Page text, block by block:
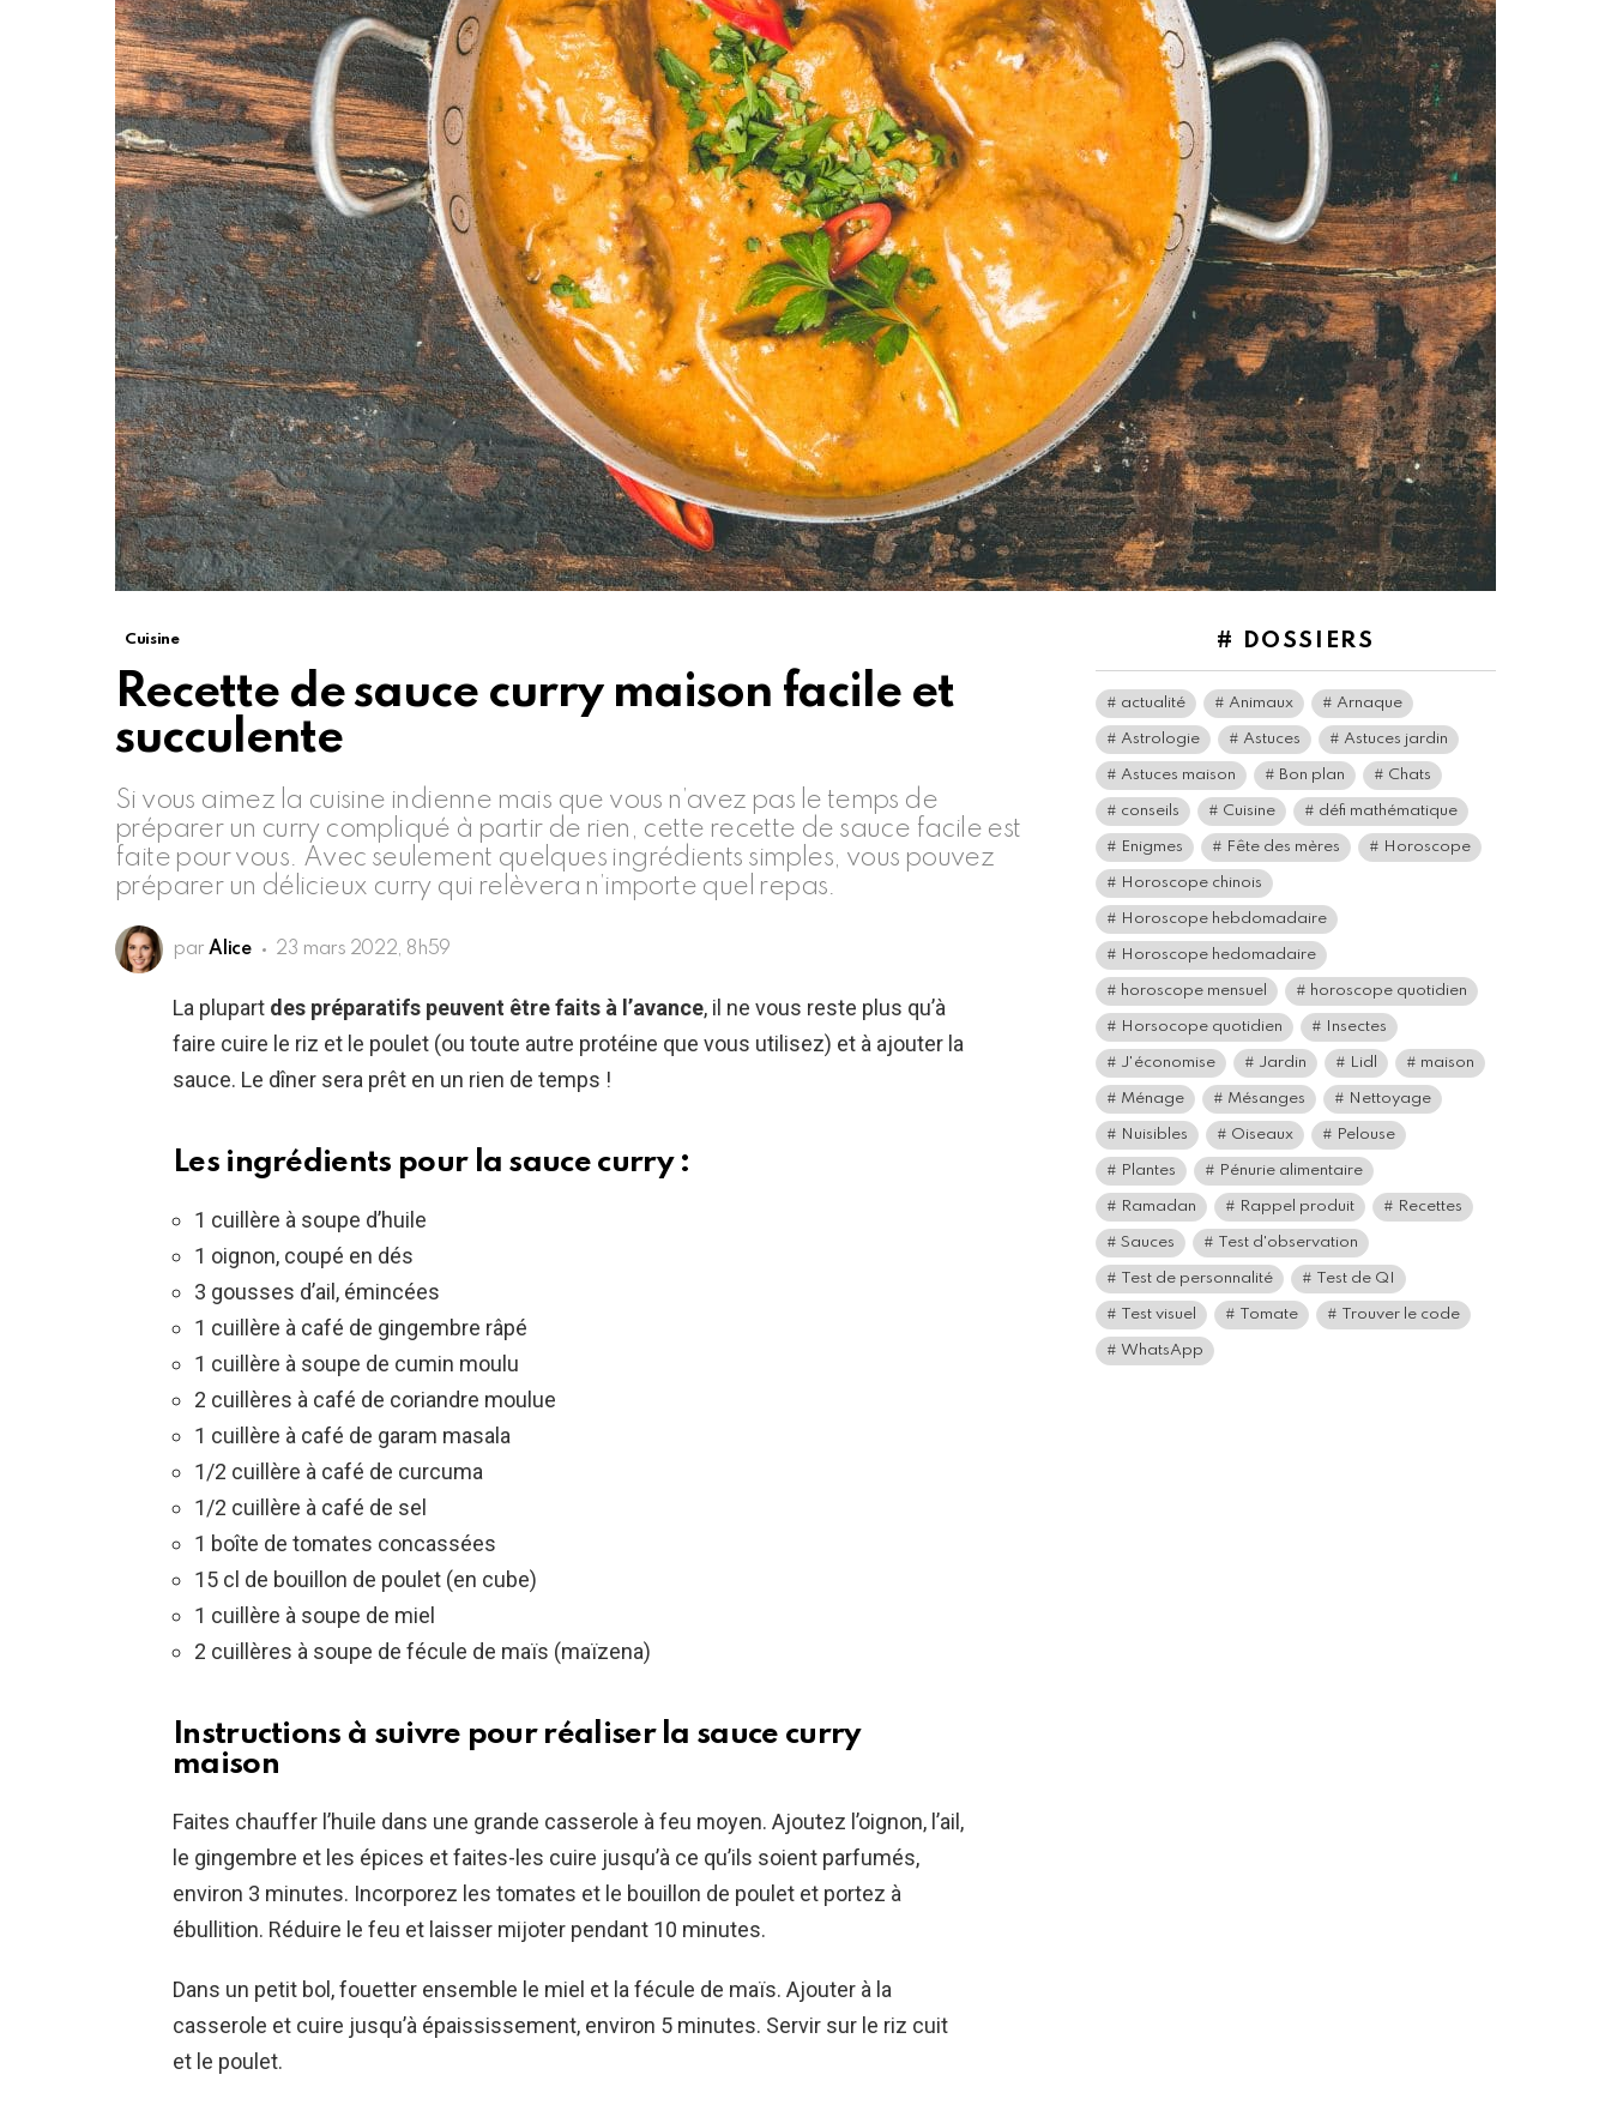
Cuisine
Recette de sauce curry maison facile et
succulente
Si vous aimez la cuisine indienne mais que vous n’avez pas le temps de
préparer un curry compliqué à partir de rien, cette recette de sauce facile est
faite pour vous. Avec seulement quelques ingrédients simples, vous pouvez
préparer un délicieux curry qui relèvera n’importe quel repas.
par Alice 23 mars 2022, 8h59
La plupart des préparatifs peuvent être faits à l’avance, il ne vous reste plus qu’à
faire cuire le riz et le poulet (ou toute autre protéine que vous utilisez) et à ajouter la
sauce. Le dîner sera prêt en un rien de temps !
Les ingrédients pour la sauce curry :
1 cuillère à soupe d’huile
1 oignon, coupé en dés
3 gousses d’ail, émincées
1 cuillère à café de gingembre râpé
1 cuillère à soupe de cumin moulu
2 cuillères à café de coriandre moulue
1 cuillère à café de garam masala
1/2 cuillère à café de curcuma
1/2 cuillère à café de sel
1 boîte de tomates concassées
15 cl de bouillon de poulet (en cube)
1 cuillère à soupe de miel
2 cuillères à soupe de fécule de maïs (maïzena)
Instructions à suivre pour réaliser la sauce curry
maison
Faites chauffer l’huile dans une grande casserole à feu moyen. Ajoutez l’oignon, l’ail,
le gingembre et les épices et faites-les cuire jusqu’à ce qu’ils soient parfumés,
environ 3 minutes. Incorporez les tomates et le bouillon de poulet et portez à
ébullition. Réduire le feu et laisser mijoter pendant 10 minutes.
Dans un petit bol, fouetter ensemble le miel et la fécule de maïs. Ajouter à la
casserole et cuire jusqu’à épaississement, environ 5 minutes. Servir sur le riz cuit
et le poulet.
# DOSSIERS
actualité Animaux Arnaque
Astrologie Astuces Astuces jardin
Astuces maison Bon plan Chats
conseils Cuisine défi mathématique
Enigmes Fête des mères Horoscope
Horoscope chinois
Horoscope hebdomadaire
Horoscope hedomadaire
horoscope mensuel horoscope quotidien
Horsocope quotidien Insectes
J'économise Jardin Lidl maison
Ménage Mésanges Nettoyage
Nuisibles Oiseaux Pelouse
Plantes Pénurie alimentaire
Ramadan Rappel produit Recettes
Sauces Test d'observation
Test de personnalité Test de QI
Test visuel Tomate Trouver le code
WhatsApp